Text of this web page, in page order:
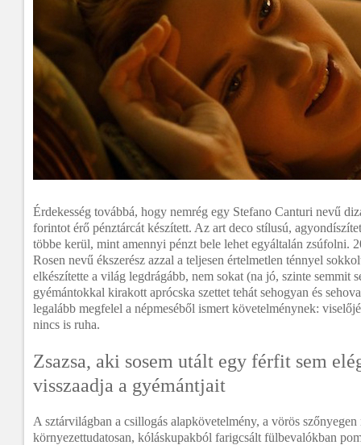
Érdekesség továbbá, hogy nemrég egy Stefano Canturi nevű
forintot érő pénztárcát készített. Az art deco stílusú,
többe kerül, mint amennyi pénzt bele lehet egyáltalán zsúfolni.
Rosen nevű ékszerész azzal a teljesen értelmetlen ténnyel
elkészítette a világ legdrágább, nem sokat (na jó, szinte semmit
gyémántokkal kirakott aprócska szettet tehát sehogyan és
legalább megfelel a népmeséből ismert követelménynek:
nincs is ruha.
Zsazsa, aki sosem utált egy férfit sem
visszaadja a gyémántjait
A sztárvilágban a csillogás alapkövetelmény, a vörös szőnyegen
környezettudatosan, kóláskupakból farigcsált fülbevalókban